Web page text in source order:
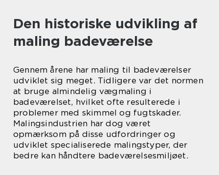
Den historiske udvikling af
maling badeværelse
Gennem årene har maling til badeværelser
udviklet sig meget. Tidligere var det normen
at bruge almindelig vægmaling i
badeværelset, hvilket ofte resulterede i
problemer med skimmel og fugtskader.
Malingsindustrien har dog været
opmærksom på disse udfordringer og
udviklet specialiserede malingstyper, der
bedre kan håndtere badeværelsesmiljøet.